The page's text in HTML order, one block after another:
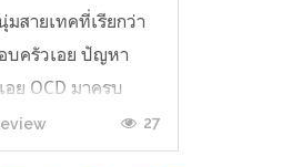
สายเทคที่เรียกว่า
บครัวเอย ปัญหา
อย OCD มาครบ
มโอตะ เขาทั้งไม่
พันธ์ในเชิงโรแมนติก
27